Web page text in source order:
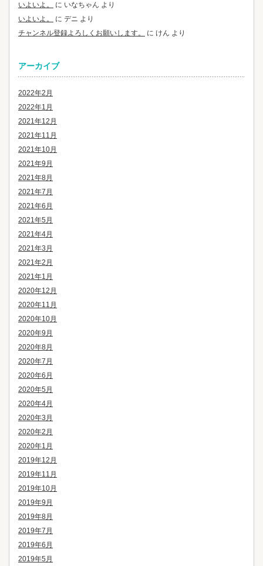
いよいよ。
に いなちゃん より
いよいよ。
に デニ より
チャンネル登録よろしくお願いします。
に けん より
アーカイブ
2022年2月
2022年1月
2021年12月
2021年11月
2021年10月
2021年9月
2021年8月
2021年7月
2021年6月
2021年5月
2021年4月
2021年3月
2021年2月
2021年1月
2020年12月
2020年11月
2020年10月
2020年9月
2020年8月
2020年7月
2020年6月
2020年5月
2020年4月
2020年3月
2020年2月
2020年1月
2019年12月
2019年11月
2019年10月
2019年9月
2019年8月
2019年7月
2019年6月
2019年5月